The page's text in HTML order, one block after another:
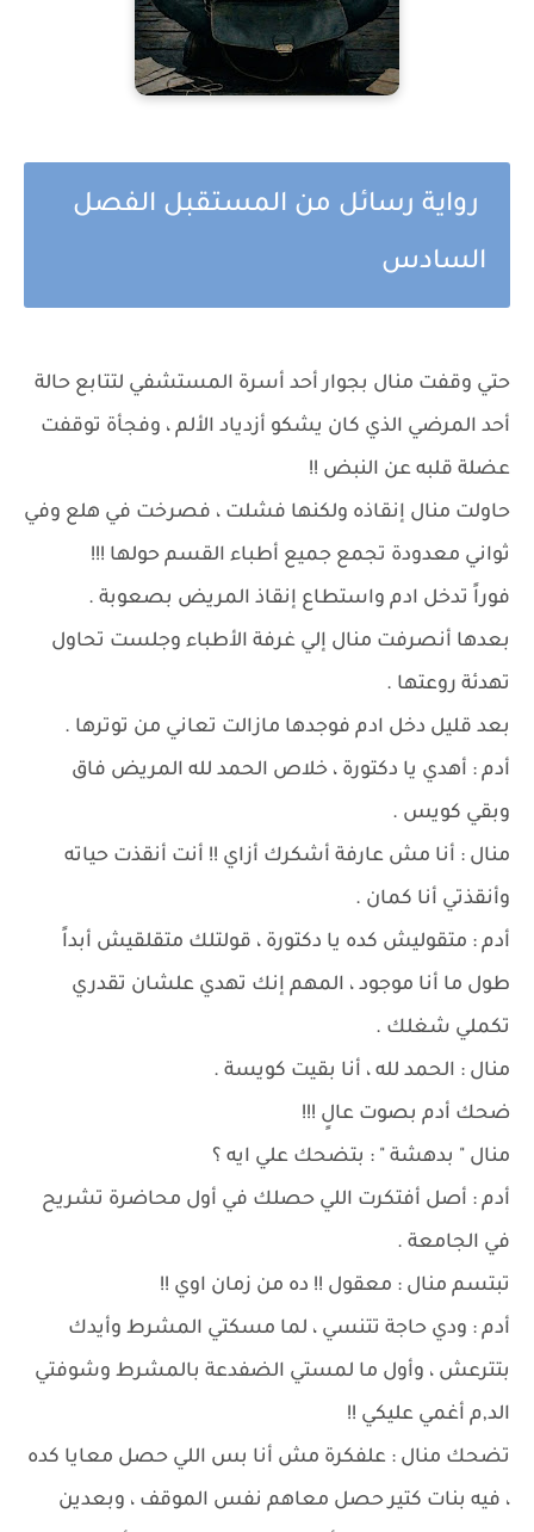
رواية رسائل من المستقبل الفصل
السادس
حتي وقفت منال بجوار أحد أسرة المستشفي لتتابع حالة
أحد المرضي الذي كان يشكو أزدياد الألم ، وفجأة توقفت
عضلة قلبه عن النبض !!
حاولت منال إنقاذه ولكنها فشلت ، فصرخت في هلع وفي
ثواني معدودة تجمع جميع أطباء القسم حولها !!!
فوراً تدخل ادم واستطاع إنقاذ المريض بصعوبة .
بعدها أنصرفت منال إلي غرفة الأطباء وجلست تحاول
تهدئة روعتها .
بعد قليل دخل ادم فوجدها مازالت تعاني من توترها .
أدم : أهدي يا دكتورة ، خلاص الحمد لله المريض فاق
وبقي كويس .
منال : أنا مش عارفة أشكرك أزاي !! أنت أنقذت حياته
وأنقذتي أنا كمان .
أدم : متقوليش كده يا دكتورة ، قولتلك متقلقيش أبداً
طول ما أنا موجود ، المهم إنك تهدي علشان تقدري
تكملي شغلك .
منال : الحمد لله ، أنا بقيت كويسة .
ضحك أدم بصوت عالٍ !!!
منال " بدهشة " : بتضحك علي ايه ؟
أدم : أصل أفتكرت اللي حصلك في أول محاضرة تشريح
في الجامعة .
تبتسم منال : معقول !! ده من زمان اوي !!
أدم : ودي حاجة تتنسي ، لما مسكتي المشرط وأيدك
بتترعش ، وأول ما لمستي الضفدعة بالمشرط وشوفتي
الد,م أغمي عليكي !!
تضحك منال : علفكرة مش أنا بس اللي حصل معايا كده
، فيه بنات كتير حصل معاهم نفس الموقف ، وبعدين